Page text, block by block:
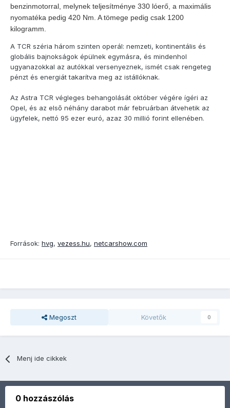
benzinmotorral, melynek teljesítménye 330 lóerő, a maximális
nyomatéka pedig 420 Nm. A tömege pedig csak 1200
kilogramm.
A TCR széria három szinten operál: nemzeti, kontinentális és
globális bajnokságok épülnek egymásra, és mindenhol
ugyanazokkal az autókkal versenyeznek, ismét csak rengeteg
pénzt és energiát takarítva meg az istállóknak.
Az Astra TCR végleges behangolását október végére ígéri az
Opel, és az első néhány darabot már februárban átvehetik az
ügyfelek, nettó 95 ezer euró, azaz 30 millió forint ellenében.
Források: hvg, vezess.hu, netcarshow.com
Megoszt Követők 0
Menj ide cikkek
0 hozzászólás